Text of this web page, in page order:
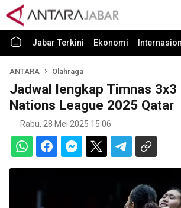
Jabar Terkini Ekonomi
ANTARA Olahraga
Jadwal lengkap Timnas
Nations League 2025 Qatar
Rabu, 28 Mei 2025 15:06